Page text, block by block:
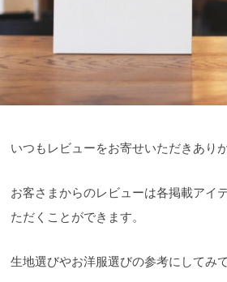
いつもレビューをお寄せいただきあり
お客さまからのレビューは各掲載アイ
ただくことができます。
生地選びやお洋服選びの参考にしてみ